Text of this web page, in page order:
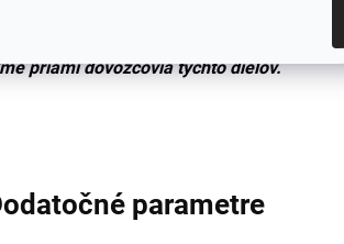
priami dovozcovia týchto dielov.
parametre